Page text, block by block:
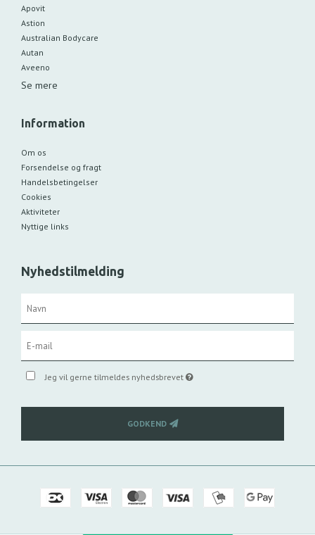
Apovit
Astion
Australian Bodycare
Autan
Aveeno
Se mere
Information
Om os
Forsendelse og fragt
Handelsbetingelser
Cookies
Aktiviteter
Nyttige links
Nyhedstilmelding
Jeg vil gerne tilmeldes nyhedsbrevet
GODKEND